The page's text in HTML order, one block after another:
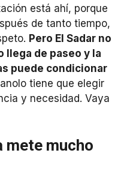
está ahí, porque
de tanto tiempo,
Pero El Sadar no
llega de paseo y la
puede condicionar
tiene que elegir
y necesidad. Vaya
mete mucho